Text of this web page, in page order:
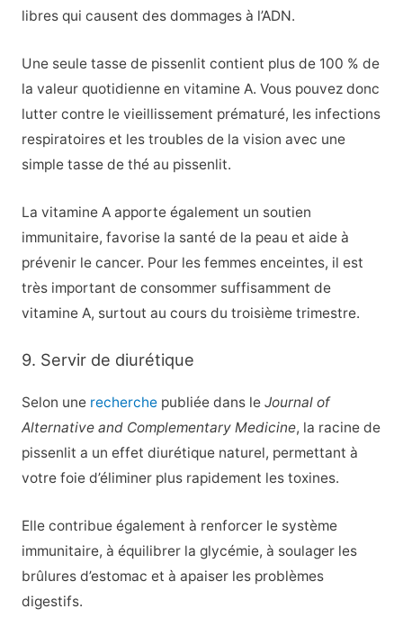
libres qui causent des dommages à l’ADN.
Une seule tasse de pissenlit contient plus de 100 % de
la valeur quotidienne en vitamine A. Vous pouvez donc
lutter contre le vieillissement prématuré, les infections
respiratoires et les troubles de la vision avec une
simple tasse de thé au pissenlit.
La vitamine A apporte également un soutien
immunitaire, favorise la santé de la peau et aide à
prévenir le cancer. Pour les femmes enceintes, il est
très important de consommer suffisamment de
vitamine A, surtout au cours du troisième trimestre.
9. Servir de diurétique
Selon une recherchepubliée dans le Journal of
Alternative and Complementary Medicine, la racine de
pissenlit a un effet diurétique naturel, permettant à
votre foie d’éliminer plus rapidement les toxines.
Elle contribue également à renforcer le système
immunitaire, à équilibrer la glycémie, à soulager les
brûlures d’estomac et à apaiser les problèmes
digestifs.